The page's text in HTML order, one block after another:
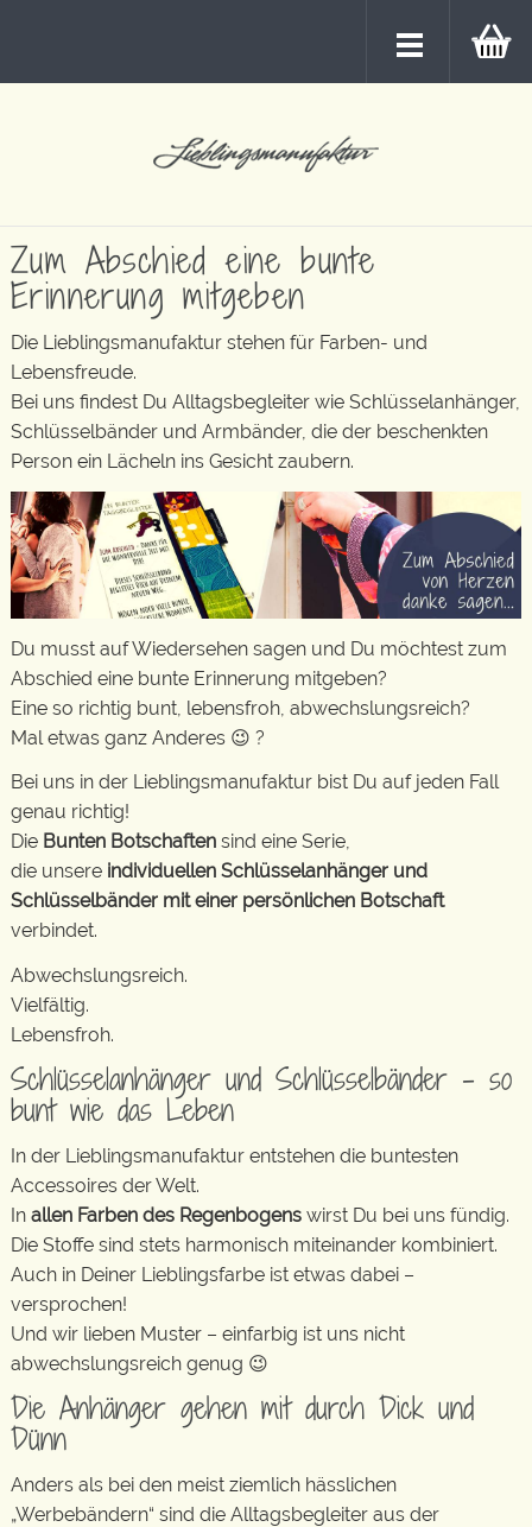
Zum Abschied eine bunte
Erinnerung mitgeben
Die Lieblingsmanufaktur stehen für Farben- und
Lebensfreude.
Bei uns findest Du Alltagsbegleiter wie Schlüsselanhänger,
Schlüsselbänder und Armbänder, die der beschenkten
Person ein Lächeln ins Gesicht zaubern.
Du musst auf Wiedersehen sagen und Du möchtest zum
Abschied eine bunte Erinnerung mitgeben?
Eine so richtig bunt, lebensfroh, abwechslungsreich?
Mal etwas ganz Anderes 😉 ?
Bei uns in der Lieblingsmanufaktur bist Du auf jeden Fall
genau richtig!
Die Bunten Botschaften sind eine Serie,
die unsere individuellen Schlüsselanhänger und
Schlüsselbänder mit einer persönlichen Botschaft
verbindet.
Abwechslungsreich.
Vielfältig.
Lebensfroh.
Schlüsselanhänger und Schlüsselbänder – so
bunt wie das Leben
In der Lieblingsmanufaktur entstehen die buntesten
Accessoires der Welt.
In allen Farben des Regenbogens wirst Du bei uns fündig.
Die Stoffe sind stets harmonisch miteinander kombiniert.
Auch in Deiner Lieblingsfarbe ist etwas dabei –
versprochen!
Und wir lieben Muster – einfarbig ist uns nicht
abwechslungsreich genug 😉
Die Anhänger gehen mit durch Dick und
Dünn
Anders als bei den meist ziemlich hässlichen
„Werbebändern“ sind die Alltagsbegleiter aus der